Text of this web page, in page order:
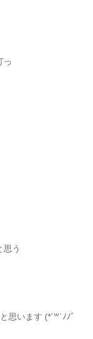
っ
思う
います (*´꒳`ﾉﾉﾞ